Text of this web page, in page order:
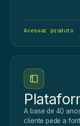
Acessar produto
A base de 40
cliente pede a